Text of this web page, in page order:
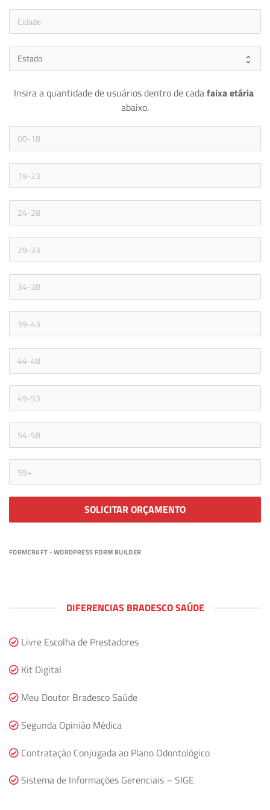
Insira a quantidade de usuários dentro de cada
abaixo.
SOLICITAR ORÇAMENTO
FORMCRAFT - WORDPRESS FORM BUILDER
DIFERENCIAS BRADESCO SAÚDE
Livre Escolha de Prestadores
Kit Digital
Meu Doutor Bradesco Saúde
Segunda Opinião Médica
Contratação Conjugada ao Plano Odontológico
Sistema de Informações Gerenciais – SIGE